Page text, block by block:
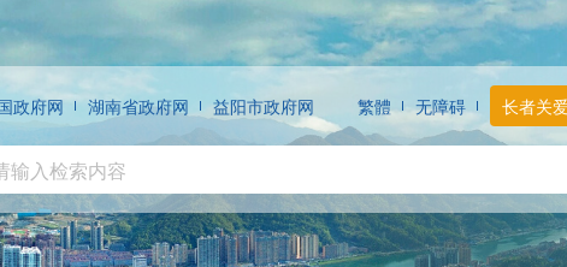
政府网 湖南省政府网 益阳市政府网 繁體 无障碍 长者关